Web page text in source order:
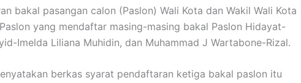
bakal pasangan calon (Paslon) Wali Kota dan Wakil Wali Kota
yang mendaftar masing-masing bakal Paslon Hidayat-
Imelda Liliana Muhidin, dan Muhammad J Wartabone-Rizal.
berkas syarat pendaftaran ketiga bakal paslon itu